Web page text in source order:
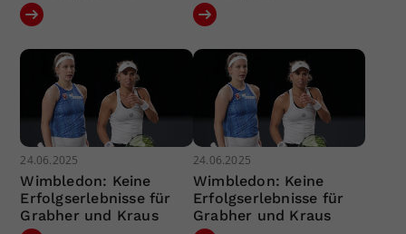
24.06.2025
Wimbledon: Keine
Erfolgserlebnisse für
Grabher und Kraus
24.06.2025
Wimbledon: Keine
Erfolgserlebnisse für
Grabher und Kraus